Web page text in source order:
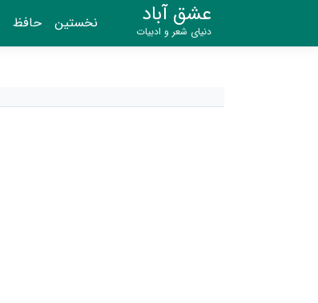
عشق آباد
دنیای شعر و ادبیات نخستین حافظ